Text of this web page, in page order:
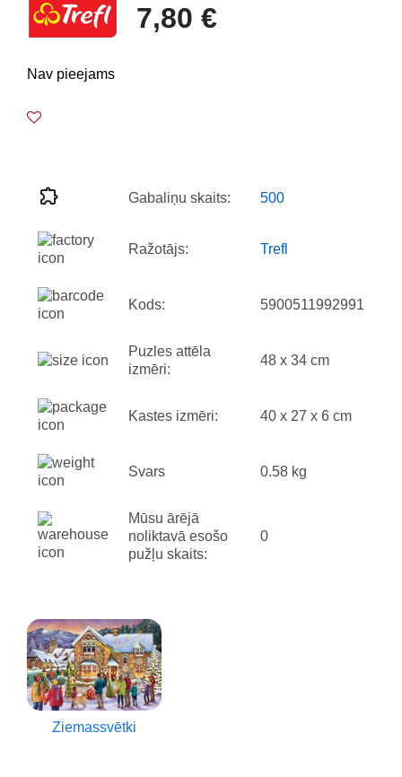
7,80 €
Nav pieejams
Gabaliņu skaits: 500
Ražotājs: Trefl
Kods: 5900511992991
Puzles attēla
izmēri:
48 x 34 cm
Kastes izmēri: 40 x 27 x 6 cm
Svars 0.58 kg
Mūsu ārējā
noliktavā esošo
pužļu skaits:
0
Ziemassvētki